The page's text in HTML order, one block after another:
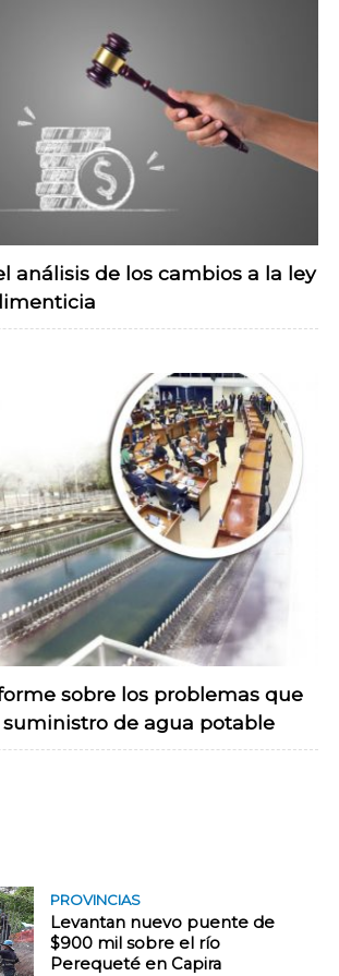
análisis de los cambios a la ley
sobre los problemas que
de agua potable
PROVINCIAS
Levantan nuevo puente de
$900 mil sobre el río
Perequeté en Capira